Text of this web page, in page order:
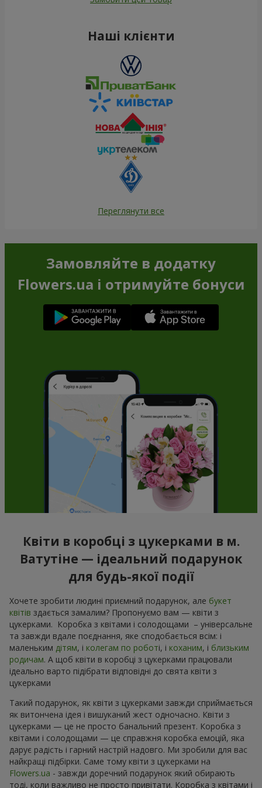
Наші клієнти
Переглянути все
Замовляйте в додатку
Flowers.ua і отримуйте бонуси
Квіти в коробці з цукерками в м.
Ватутіне — ідеальний подарунок
для будь-якої події
Хочете зробити людині приємний подарунок, але букет
квітів здається замалим? Пропонуємо вам — квіти з
цукерками. Коробка з квітами і солодощами – універсальне
та завжди вдале поєднання, яке сподобається всім: і
маленьким дітям, і колегам по роботі, і коханим, і близьким
родичам. А щоб квіти в коробці з цукерками працювали
ідеально варто підібрати відповідні до свята квіти з
цукерками
Такий подарунок, як квіти з цукерками завжди сприймається
як витончена ідея і вишуканий жест одночасно. Квіти з
цукерками — це не просто банальний презент. Коробка з
квітами і солодощами — це справжня коробка емоцій, яка
дарує радість і гарний настрій надовго. Ми зробили для вас
найкращі підбірки. Саме тому квіти з цукерками на
Flowers.ua - завжди доречний подарунок який обирають
тоді, коли важливо не просто привітати. Коробка з квітами і